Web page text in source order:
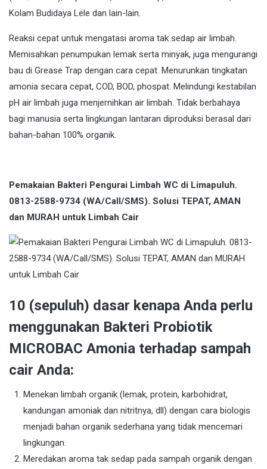
Kolam Budidaya Lele dan lain-lain.
Reaksi cepat untuk mengatasi aroma tak sedap air limbah.
Memisahkan penumpukan lemak serta minyak, juga mengurangi
bau di Grease Trap dengan cara cepat. Menurunkan tingkatan
amonia secara cepat, COD, BOD, phospat. Melindungi kestabilan
pH air limbah juga menjernihkan air limbah. Tidak berbahaya
bagi manusia serta lingkungan lantaran diproduksi berasal dari
bahan-bahan 100% organik.
Pemakaian Bakteri Pengurai Limbah WC di Limapuluh.
0813-2588-9734 (WA/Call/SMS). Solusi TEPAT, AMAN
dan MURAH untuk Limbah Cair
10 (sepuluh) dasar kenapa Anda perlu
menggunakan Bakteri Probiotik
MICROBAC Amonia terhadap sampah
cair Anda:
Menekan limbah organik (lemak, protein, karbohidrat,
kandungan amoniak dan nitritnya, dll) dengan cara biologis
menjadi bahan organik sederhana yang tidak mencemari
lingkungan.
Meredakan aroma tak sedap pada sampah organik dengan